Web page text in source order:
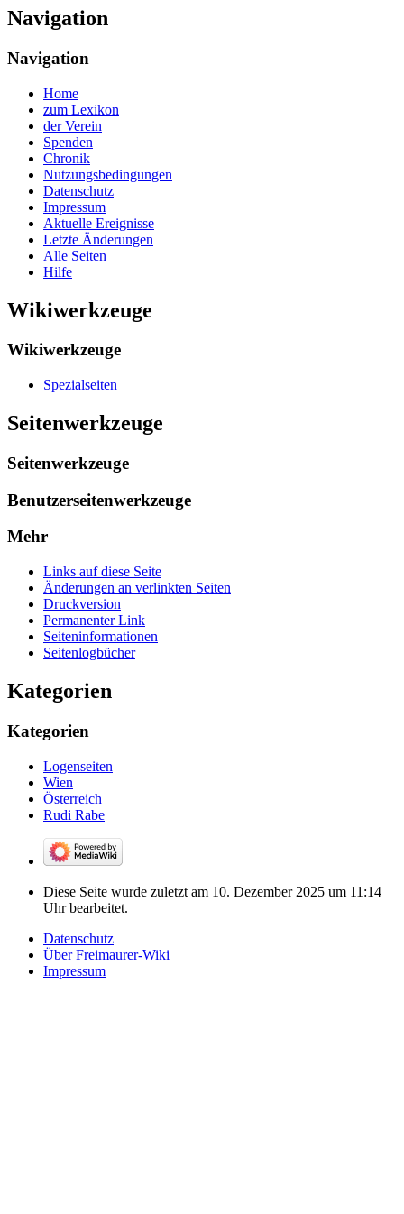
Navigation
Navigation
Home
zum Lexikon
der Verein
Spenden
Chronik
Nutzungsbedingungen
Datenschutz
Impressum
Aktuelle Ereignisse
Letzte Änderungen
Alle Seiten
Hilfe
Wikiwerkzeuge
Wikiwerkzeuge
Spezialseiten
Seitenwerkzeuge
Seitenwerkzeuge
Benutzerseitenwerkzeuge
Mehr
Links auf diese Seite
Änderungen an verlinkten Seiten
Druckversion
Permanenter Link
Seiten­­informationen
Seitenlogbücher
Kategorien
Kategorien
Logenseiten
Wien
Österreich
Rudi Rabe
Diese Seite wurde zuletzt am 10. Dezember 2025 um 11:14
Uhr bearbeitet.
Datenschutz
Über Freimaurer-Wiki
Impressum